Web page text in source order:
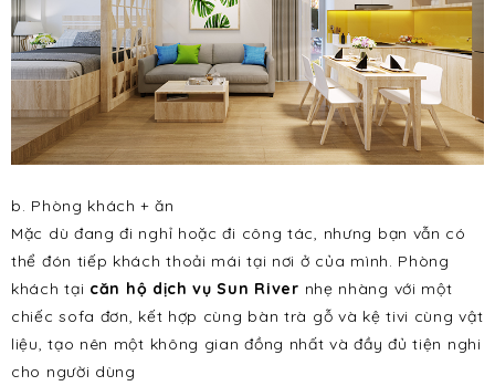
b. Phòng khách + ăn
Mặc dù đang đi nghỉ hoặc đi công tác, nhưng bạn vẫn có
thể đón tiếp khách thoải mái tại nơi ở của mình. Phòng
khách tại căn hộ dịch vụ Sun River nhẹ nhàng với một
chiếc sofa đơn, kết hợp cùng bàn trà gỗ và kệ tivi cùng vật
liệu, tạo nên một không gian đồng nhất và đầy đủ tiện nghi
cho người dùng